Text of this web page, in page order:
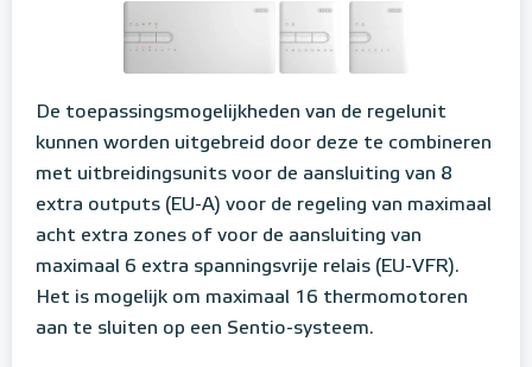
De toepassingsmogelijkheden van de regelunit
kunnen worden uitgebreid door deze te combineren
met uitbreidingsunits voor de aansluiting van 8
extra outputs (EU-A) voor de regeling van maximaal
acht extra zones of voor de aansluiting van
maximaal 6 extra spanningsvrije relais (EU-VFR).
Het is mogelijk om maximaal 16 thermomotoren
aan te sluiten op een Sentio-systeem.